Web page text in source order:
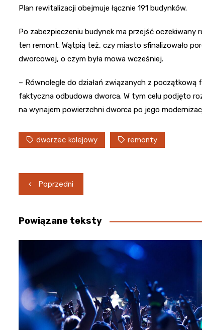
Plan rewitalizacji obejmuje łącznie 191 budynków.
Po zabezpieczeniu budynek ma przejść oczekiwany
ten remont. Wątpią też, czy miasto sfinalizowało
dworcowej, o czym była mowa wcześniej.
– Równolegle do działań związanych z
faktyczna odbudowa dworca. W tym celu podjęto
na wynajem powierzchni dworca po jego
dworzec kolejowy remonty
Nawigacja
wpisu
Poprzedni
Powiązane teksty